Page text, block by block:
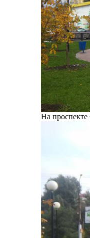
На проспекте